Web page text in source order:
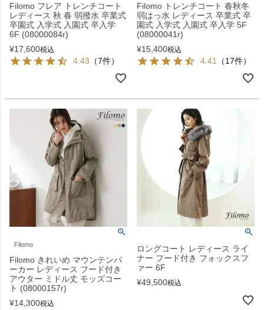
Filomo フレア トレンチコート
レディース 秋 春 弱撥水 卒業式
卒園式 入学式 入園式 卒入学
6F (08000084r)
¥17,600税込
4.43 （7件）
Filomo トレンチコート 春秋冬
弱はっ水 レディース 卒業式 卒
園式 入学式 入園式 卒入学 5F
(08000041r)
¥15,400税込
4.41 （17件）
Filomo
Filomo きれいめ マウンテンパ
ーカー レディース フード付き
アウター ミドル丈 モッズコー
ト (08000157r)
¥14,300税込
ロングコート レディース ライ
ナー フード付き フォックスフ
ァー 6F
¥49,500税込